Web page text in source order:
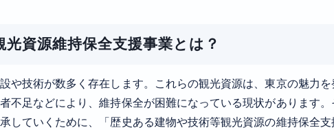
資源維持保全支援事業とは？
や技術が数多く存在します。これらの観光資源は、東京の魅力を
不足などにより、維持保全が困難になっている現状があります。
していくために、「歴史ある建物や技術等観光資源の維持保全支